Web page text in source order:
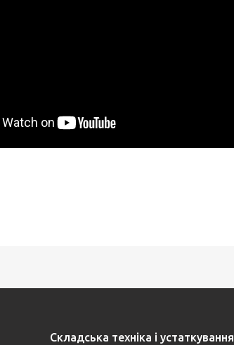
Складська техніка і устаткування